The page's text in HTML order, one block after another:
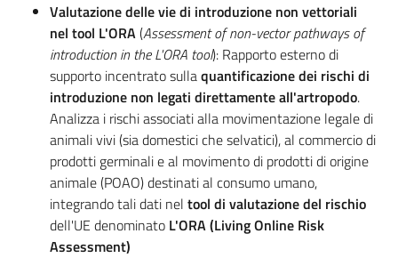
Valutazione delle vie di introduzione non vettoriali
nel tool L'ORA(Assessment of non-vector pathways of
introduction in the L'ORA tool): Rapporto esterno di
supporto incentrato sullaquantificazione dei rischi di
introduzione non legati direttamente all'artropodo.
Analizza i rischi associati alla movimentazione legale di
animali vivi (sia domestici che selvatici), al commercio di
prodotti germinali e al movimento di prodotti di origine
animale (POAO) destinati al consumo umano,
integrando tali dati nel tool di valutazione del rischio
dell'UE denominato L'ORA (Living Online Risk
Assessment)